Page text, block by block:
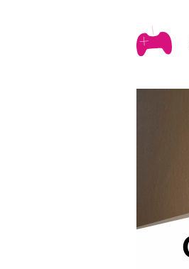
Creative
Gaming